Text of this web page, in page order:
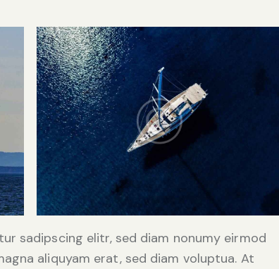
sadipscing elitr, sed diam nonumy eirmod
aliquyam erat, sed diam voluptua. At